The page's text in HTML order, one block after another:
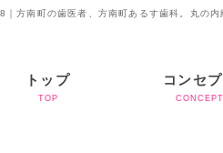
｜方南町の歯医者、方南町あるす歯科。丸の
トップ
TOP
コンセプ
CONCEPT